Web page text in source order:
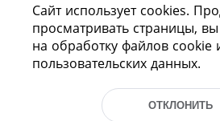
Пр-т Независимости 116
г. Минск, Республика
Сайт использует cookies.
просматривать страницы, вы
на обработку файлов cookie
пользовательских данных.
ОТКЛОНИТЬ